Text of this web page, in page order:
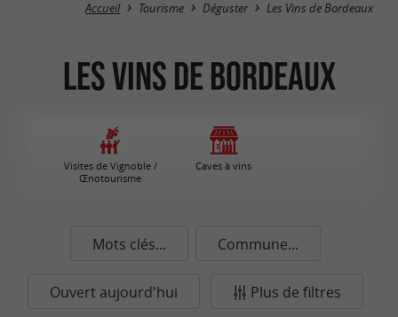
Accueil Tourisme Déguster Les Vins de Bordeaux
Les Vins de Bordeaux
Visites de Vignoble /
Œnotourisme
Caves à vins
Mots clés... Commune...
Ouvert aujourd'hui Plus de filtres